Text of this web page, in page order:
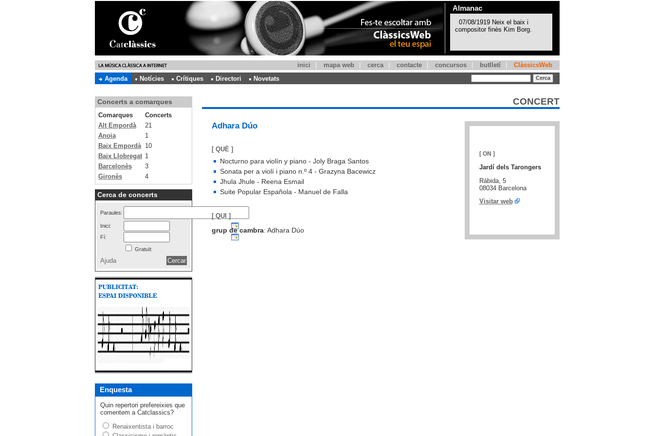
Almanac
inici mapa web cerca contacte concursos butlletí
ClàssicsWeb
Agenda
Notícies Crítiques Directori Novetats
Concerts a comarques
Comarques
Concerts
Alt Empordà
21
Anoia
1
Baix Empordà
10
Baix Llobregat 1
Barcelonès
3
Gironès
4
Cerca de concerts
Paraules:
Inici:
Fí:
Gratuït
Ajuda
Enquesta
Quin repertori prefereixies que
comentem a Catclassics?
Renaixentista i barroc
CONCERT
Adhara Dúo
[ QUÈ ]
Nocturno para violín y piano - Joly Braga Santos
Sonata per a violí i piano n.º 4 - Grazyna Bacewicz
Jhula Jhule - Reena Esmail
Suite Popular Española - Manuel de Falla
[ QUI ]
grup de cambra: Adhara Dúo
[ ON ]
Jardí dels Tarongers
Ràbida, 5
08034 Barcelona
Visitar web